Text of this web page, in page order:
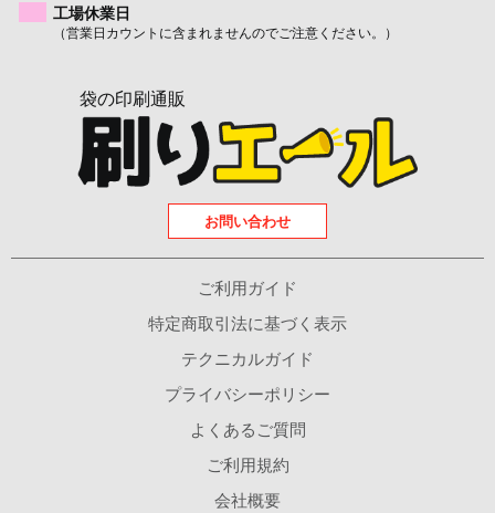
工場休業日
（営業日カウントに含まれませんのでご注意ください。）
袋の印刷通販
お問い合わせ
ご利用ガイド
特定商取引法に基づく表示
テクニカルガイド
プライバシーポリシー
よくあるご質問
ご利用規約
会社概要